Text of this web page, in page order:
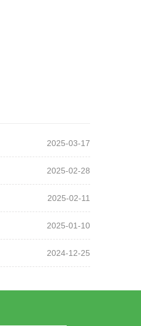
2025-03-17
2025-02-28
2025-02-11
2025-01-10
2024-12-25